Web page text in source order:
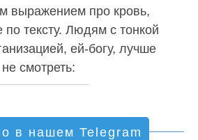
выражением про кровь,
тексту. Людям с тонкой
ей-богу, лучше
не смотреть:
в нашем Telegram